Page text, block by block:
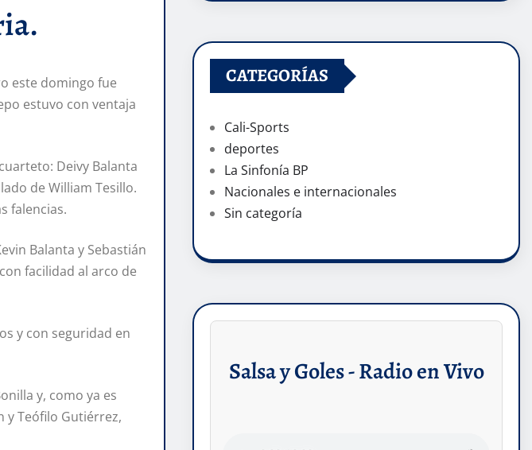
este domingo fue
estuvo con ventaja
Deivy Balanta
de William Tesillo.
falencias.
Balanta y Sebastián
facilidad al arco de
y con seguridad en
y, como ya es
y Teófilo Gutiérrez,
CATEGORÍAS
Cali-Sports
deportes
La Sinfonía BP
Nacionales e internacionales
Sin categoría
Salsa y Goles - Radio en Vivo